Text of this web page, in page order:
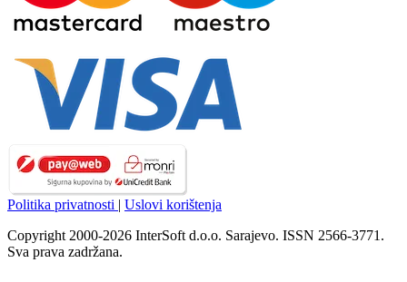
Politika privatnosti | Uslovi korištenja
Copyright 2000-2026 InterSoft d.o.o. Sarajevo. ISSN 2566-3771.
Sva prava zadržana.